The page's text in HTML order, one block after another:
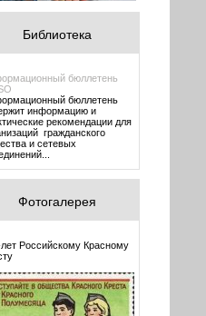
Библиотека
бюллетень
бюллетень
информацию и
рекомендации для
гражданского
и сетевых
Фотогалерея
Российскому Красному